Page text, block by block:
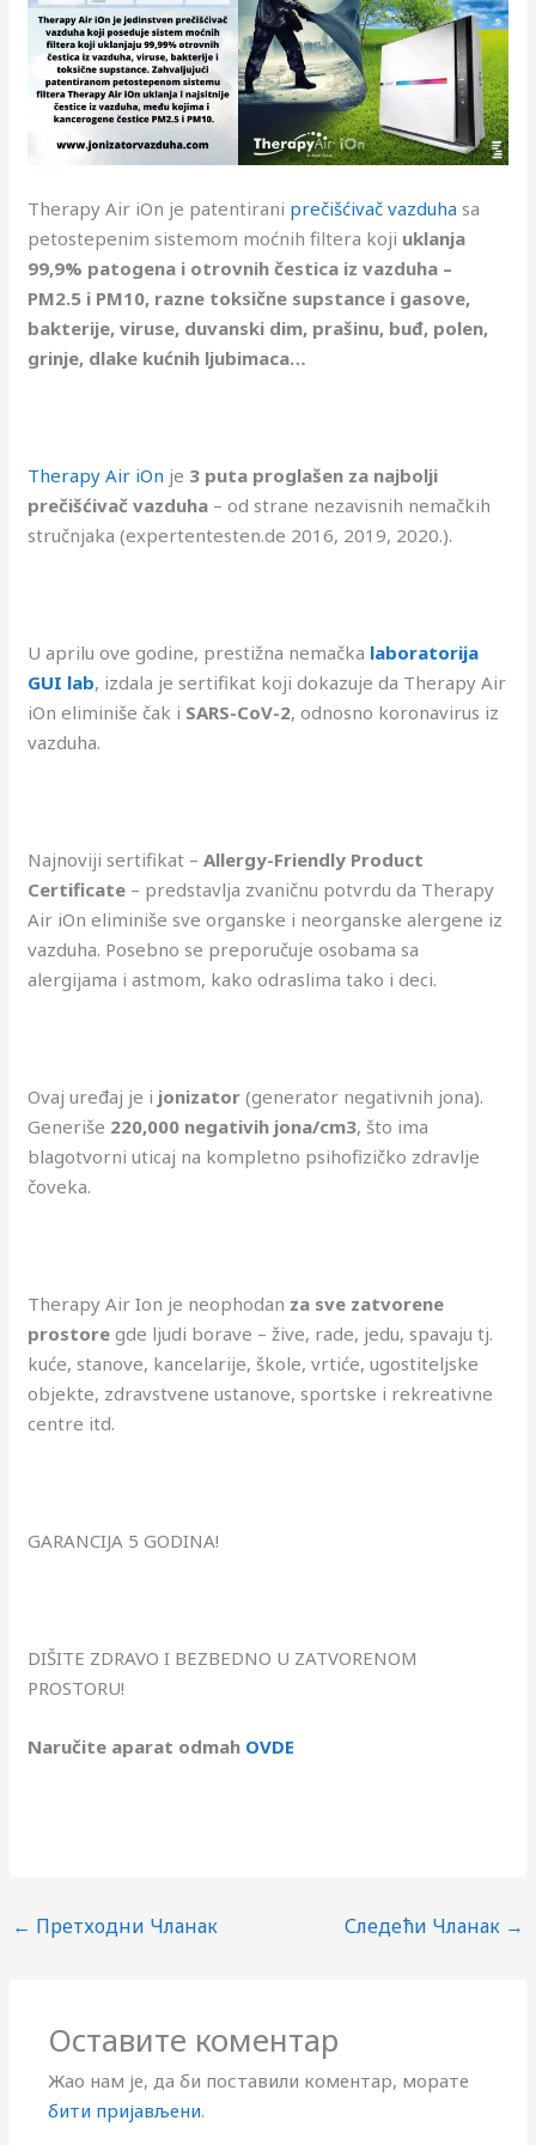
Therapy Air iOn je patentirani prečišćivač vazduha sa
petostepenim sistemom moćnih filtera koji uklanja
99,9% patogena i otrovnih čestica iz vazduha –
PM2.5 i PM10, razne toksične supstance i gasove,
bakterije, viruse, duvanski dim, prašinu, buđ, polen,
grinje, dlake kućnih ljubimaca…
Therapy Air iOn je 3 puta proglašen za najbolji
prečišćivač vazduha – od strane nezavisnih nemačkih
stručnjaka (expertentesten.de 2016, 2019, 2020.).
U aprilu ove godine, prestižna nemačka laboratorija
GUI lab, izdala je sertifikat koji dokazuje da Therapy Air
iOn eliminiše čak i SARS-CoV-2, odnosno koronavirus iz
vazduha.
Najnoviji sertifikat –Allergy-Friendly Product
Certificate – predstavlja zvaničnu potvrdu da Therapy
Air iOn eliminiše sve organske i neorganske alergene iz
vazduha. Posebno se preporučuje osobama sa
alergijama i astmom, kako odraslima tako i deci.
Ovaj uređaj je i jonizator (generator negativnih jona).
Generiše 220,000 negativih jona/cm3, što ima
blagotvorni uticaj na kompletno psihofizičko zdravlje
čoveka.
Therapy Air Ion je neophodan za sve zatvorene
prostore gde ljudi borave – žive, rade, jedu, spavaju tj.
kuće, stanove, kancelarije, škole, vrtiće, ugostiteljske
objekte, zdravstvene ustanove, sportske i rekreativne
centre itd.
GARANCIJA 5 GODINA!
DIŠITE ZDRAVO I BEZBEDNO U ZATVORENOM
PROSTORU!
Naručite aparat odmah OVDE
← Претходни Чланак Следећи Чланак →
Оставите коментар
Жао нам је, да би поставили коментар, морате
бити пријављени.